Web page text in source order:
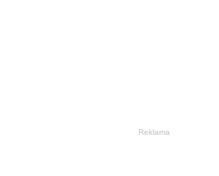
Reklama